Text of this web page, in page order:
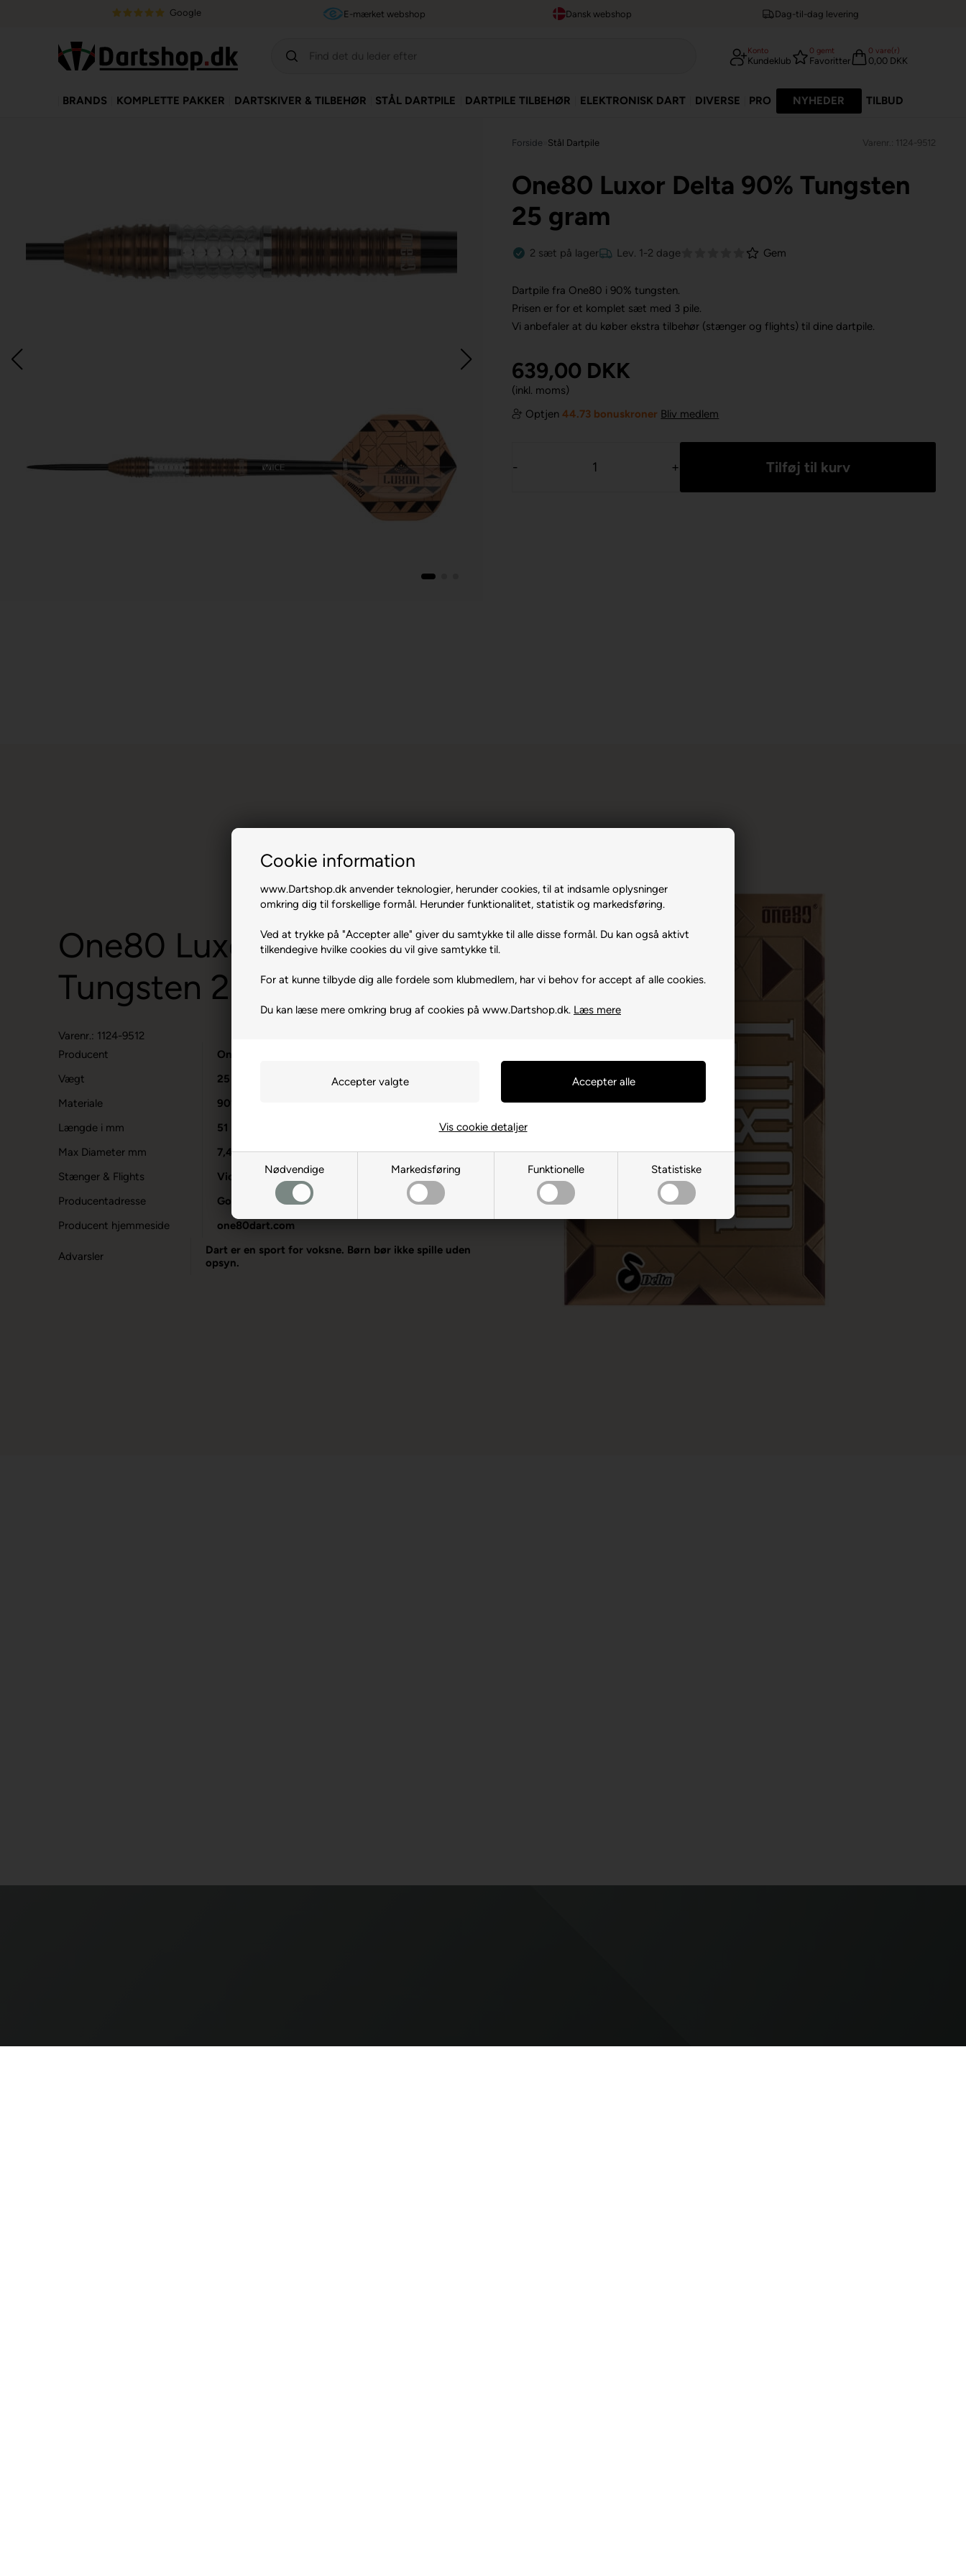
Cookie information
www.Dartshop.dk anvender teknologier, herunder cookies, til at indsamle oplysninger
omkring dig til forskellige formål. Herunder funktionalitet, statistik og markedsføring.
Ved at trykke på "Accepter alle" giver du samtykke til alle disse formål. Du kan også aktivt
tilkendegive hvilke cookies du vil give samtykke til.
For at kunne tilbyde dig alle fordele som klubmedlem, har vi behov for accept af alle cookies.
Du kan læse mere omkring brug af cookies på www.Dartshop.dk. Læs mere
Nødvendige Markedsføring Funktionelle Statistiske
Vis cookie detaljer
Google E-mærket webshop Dansk webshop Dag-til-dag levering
Konto
Kundeklub
0 gemt
Favoritter
0 vare(r)
0,00 DKK
BRANDS KOMPLETTE PAKKER DARTSKIVER & TILBEHØR STÅL DARTPILE DARTPILE TILBEHØR ELEKTRONISK DART DIVERSE PRO NYHEDER TILBUD
Forside Stål Dartpile Varenr.: 1124-9512
One80 Luxor Delta 90% Tungsten
25 gram
2 sæt på lager Lev. 1-2 dage Gem
Dartpile fra One80 i 90% tungsten.
Prisen er for et komplet sæt med 3 pile.
Vi anbefaler at du køber ekstra tilbehør (stænger og flights) til dine dartpile.
639,00 DKK
(inkl. moms)
Optjen44.73 bonuskroner Bliv medlem
- +
One80 Luxor Delta 90%
Tungsten 25 gram.
Varenr.: 1124-9512
Producent
One80
Vægt
25
Materiale
90% Tungsten
Længde i mm
51
Max Diameter mm
7,4
Stænger & Flights
Vice Medium skafter i to længder & One80 Flights
Producentadresse
Gollierstrasse 70, DE-80339 Munchen
Producent hjemmeside
one80dart.com
Advarsler
Dart er en sport for voksne. Børn bør ikke spille uden
opsyn.